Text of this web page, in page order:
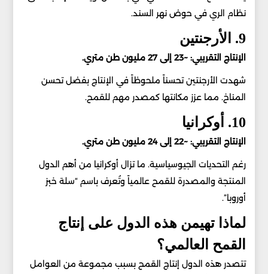
نظام الري في حوض نهر السند.
9. الأرجنتين
الإنتاج التقريبي: ~23 إلى 27 مليون طن متري.
شهدت الأرجنتين تحسناً ملحوظاً في الإنتاج بفضل تحسن
المناخ. مما عزز مكانتها كمصدر مهم للقمح.
10. أوكرانيا
الإنتاج التقريبي: ~22 إلى 24 مليون طن متري.
رغم التحديات الجيوسياسية. ما تزال أوكرانيا من أهم الدول
المنتجة والمصدرة للقمح عالمياً وتُعرف باسم “سلة خبز
أوروبا”.
لماذا تهيمن هذه الدول على إنتاج
القمح العالمي؟
تتصدر هذه الدول إنتاج القمح بسبب مجموعة من العوامل